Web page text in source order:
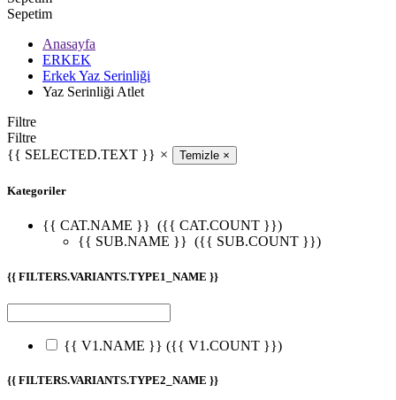
Sepetim
Anasayfa
ERKEK
Erkek Yaz Serinliği
Yaz Serinliği Atlet
Filtre
Filtre
{{ SELECTED.TEXT }} × Temizle ×
Kategoriler
{{ CAT.NAME }} ({{ CAT.COUNT }})
{{ SUB.NAME }} ({{ SUB.COUNT }})
{{ FILTERS.VARIANTS.TYPE1_NAME }}
{{ V1.NAME }} ({{ V1.COUNT }})
{{ FILTERS.VARIANTS.TYPE2_NAME }}